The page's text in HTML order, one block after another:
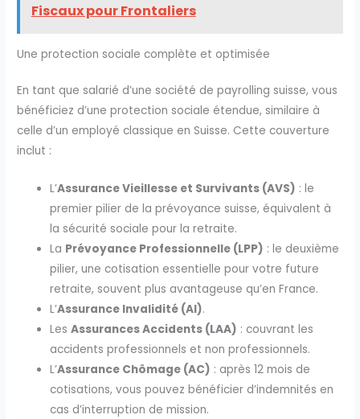
Fiscaux pour Frontaliers
Une protection sociale complète et optimisée
En tant que salarié d’une société de payrolling suisse, vous
bénéficiez d’une protection sociale étendue, similaire à
celle d’un employé classique en Suisse. Cette couverture
inclut :
L’Assurance Vieillesse et Survivants (AVS) : le
premier pilier de la prévoyance suisse, équivalent à
la sécurité sociale pour la retraite.
La Prévoyance Professionnelle (LPP) : le deuxième
pilier, une cotisation essentielle pour votre future
retraite, souvent plus avantageuse qu’en France.
L’Assurance Invalidité (AI).
LesAssurances Accidents (LAA) : couvrant les
accidents professionnels et non professionnels.
L’Assurance Chômage (AC) : après 12 mois de
cotisations, vous pouvez bénéficier d’indemnités en
cas d’interruption de mission.